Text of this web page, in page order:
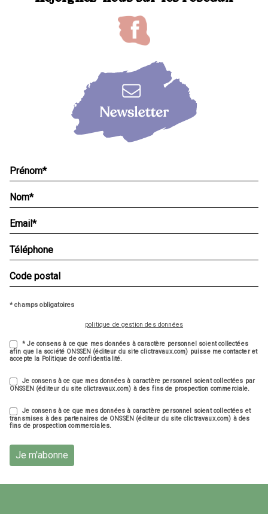
* champs obligatoires
politique de gestion des données
* Je consens à ce que mes données à caractère personnel soient collectées
afin que la société ONSSEN (éditeur du site clictravaux.com) puisse me contacter et
accepte la Politique de confidentialité.
Je consens à ce que mes données à caractère personnel soient collectées par
ONSSEN (éditeur du site clictravaux.com) à des fins de prospection commerciale.
Je consens à ce que mes données à caractère personnel soient collectées et
transmises à des partenaires de ONSSEN (éditeur du site clictravaux.com) à des
fins de prospection commerciales.
Je m'abonne